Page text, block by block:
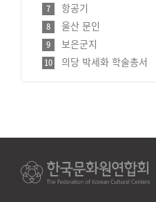
7 항공기
8 울산 문인
9 보은군지
10 의당 박세화 학술총서